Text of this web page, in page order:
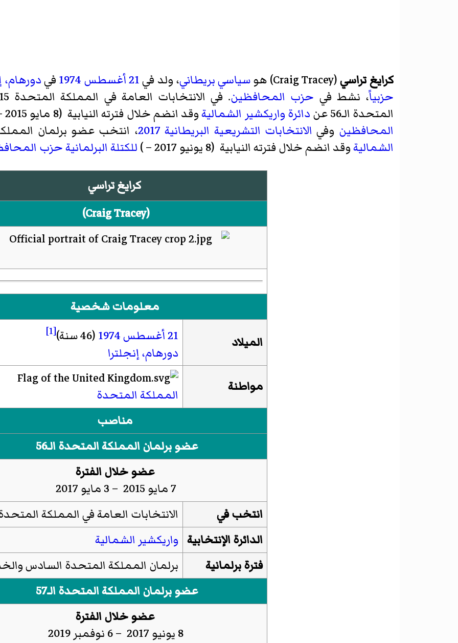
كرايغ تراسي(
Craig Tracey)‏ هوسياسيبريطاني، ولد في21 أغسطس 1974 فيدورهام،
حزبياً، نشط في حزب المحافظين. في الانتخابات العامة في المملكة المتحدة 2015
المتحدة الـ56 عن
دائرة واريكشير الشماليةوقد انضم خلال فترته النيابية (8 مايو 2015 – 3 مايو 2017)
المحافظين وفي الانتخابات التشريعية البريطانية 2017 ، انتخب عضو برلمان المملكة
الشماليةوقد انضم خلال فترته النيابية (8 يونيو 2017 – ) للكتلة البرلمانيةحزب
كرايغ تراسي
(
Craig Tracey
)‏
معلومات شخصية
الميلاد 21 أغسطس 1974 (46 سنة) [1]
دورهام، إنجلترا
مواطنة
المملكة المتحدة
مناصب
عضو برلمان المملكة المتحدة الـ56
عضو خلال الفترة
7 مايو 2015 – 3 مايو 2017
انتخب في
الانتخابات العامة في المملكة المتحدة
الدائرة الإنتخابية واريكشير الشمالية
فترة برلمانية
برلمان المملكة المتحدة السادس
عضو برلمان المملكة المتحدة الـ57
عضو خلال الفترة
8 يونيو 2017 – 6 نوفمبر 2019